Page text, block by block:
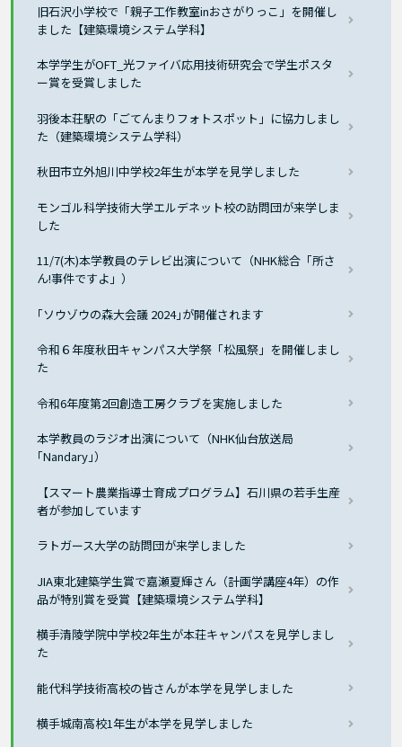
旧石沢小学校で「親子工作教室inおさがりっこ」を開催し
ました【建築環境システム学科】
本学学生がOFT_光ファイバ応用技術研究会で学生ポスタ
ー賞を受賞しました
羽後本荘駅の「ごてんまりフォトスポット」に協力しまし
た（建築環境システム学科）
秋田市立外旭川中学校2年生が本学を見学しました
モンゴル科学技術大学エルデネット校の訪問団が来学しま
した
11/7(木)本学教員のテレビ出演について（NHK総合「所さ
ん!事件ですよ」）
｢ソウゾウの森大会議 2024｣が開催されます
令和６年度秋田キャンパス大学祭「松風祭」を開催しまし
た
令和6年度第2回創造工房クラブを実施しました
本学教員のラジオ出演について（NHK仙台放送局
｢Nandary｣）
【スマート農業指導士育成プログラム】石川県の若手生産
者が参加しています
ラトガース大学の訪問団が来学しました
JIA東北建築学生賞で嘉瀬夏輝さん（計画学講座4年）の作
品が特別賞を受賞【建築環境システム学科】
横手清陵学院中学校2年生が本荘キャンパスを見学しまし
た
能代科学技術高校の皆さんが本学を見学しました
横手城南高校1年生が本学を見学しました